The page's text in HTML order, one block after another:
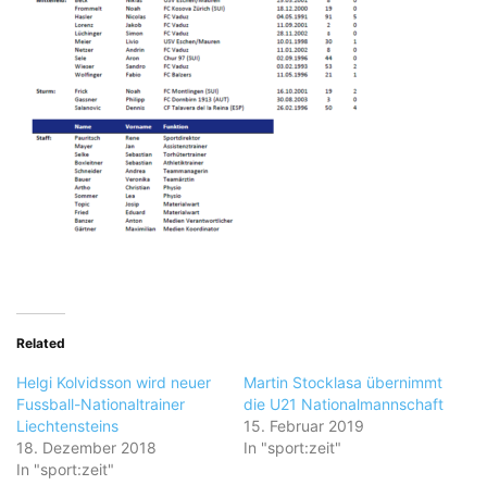
Related
Helgi Kolvidsson wird neuer
Fussball-Nationaltrainer
Liechtensteins
18. Dezember 2018
In "sport:zeit"
Martin Stocklasa übernimmt
die U21 Nationalmannschaft
15. Februar 2019
In "sport:zeit"